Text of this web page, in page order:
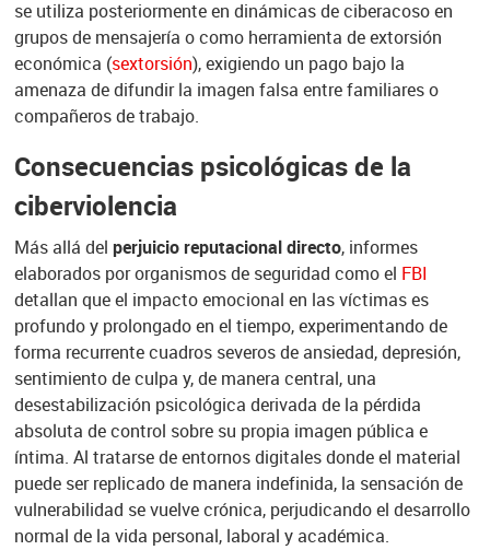
se utiliza posteriormente en dinámicas de ciberacoso en
grupos de mensajería o como herramienta de extorsión
económica (sextorsión),exigiendo un pago bajo la
amenaza de difundir la imagen falsa entre familiares o
compañeros de trabajo.
Consecuencias psicológicas de la
ciberviolencia
Más allá del perjuicio reputacional directo, informes
elaborados por organismos de seguridad como el FBI
detallan que el impacto emocional en las víctimas es
profundo y prolongado en el tiempo, experimentando de
forma recurrente cuadros severos de ansiedad, depresión,
sentimiento de culpa y, de manera central, una
desestabilización psicológica derivada de la pérdida
absoluta de control sobre su propia imagen pública e
íntima. Al tratarse de entornos digitales donde el material
puede ser replicado de manera indefinida, la sensación de
vulnerabilidad se vuelve crónica, perjudicando el desarrollo
normal de la vida personal, laboral y académica.